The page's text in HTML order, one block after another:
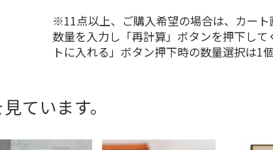
※11点以上、ご購入希望の場合は、カー
数量を入力し「再計算」ボタンを押下し
トに入れる」ボタン押下時の数量選択は1
ています。